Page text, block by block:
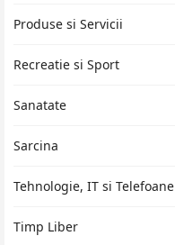
Produse si Servicii
Recreatie si Sport
Sanatate
Sarcina
Tehnologie, IT si Telefoane
Timp Liber